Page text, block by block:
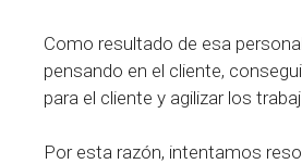
Como resultado de esa
pensando en el cliente,
para el cliente y agilizar los
Por esta razón, intentamos